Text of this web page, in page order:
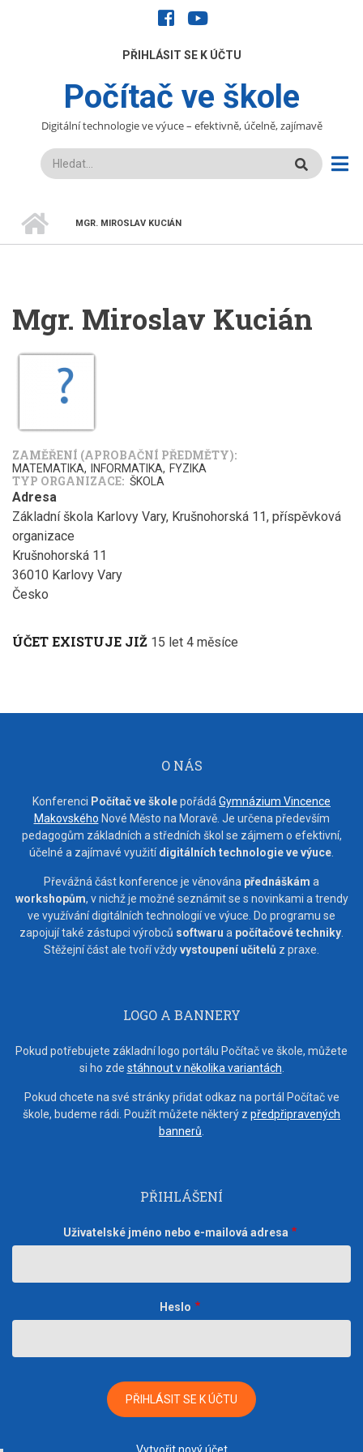
facebookyoutube
UŽIVATELÉPŘIHLÁSIT SE K ÚČTU
Počítač ve škole
Digitální technologie ve výuce – efektivně, účelně, zajímavě
Hledat
DROBEČKOVÁ
MGR. MIROSLAV KUCIÁN
Mgr. Miroslav Kucián
ZAMĚŘENÍ (APROBAČNÍ PŘEDMĚTY)
MATEMATIKA INFORMATIKA FYZIKA
TYP ORGANIZACE ŠKOLA
Adresa
Základní škola Karlovy Vary, Krušnohorská 11, příspěvková
organizace
Krušnohorská 11
36010 Karlovy Vary
Česko
ÚČET EXISTUJE JIŽ 15 let 4 měsíce
O NÁS
Konferenci Počítač ve školepořádá Gymnázium Vincence
Makovského Nové Město na Moravě. Je určena především
pedagogům základních a středních škol se zájmem o efektivní,
účelné a zajímavé využitídigitálních technologie ve výuce
Převážná část konference je věnována přednáškám a
workshopům, v nichž je možné seznámit se s novinkami a trendy
ve využívání digitálních technologií ve výuce. Do programu se
zapojují také zástupci výrobců softwaru a počítačové techniky
Stěžejní část ale tvoří vždyvystoupení učitelů z praxe.
LOGO A BANNERY
Pokud potřebujete základní logo portálu Počítač ve škole, můžete
si ho zde stáhnout v několika variantách
Pokud chcete na své stránky přidat odkaz na portál Počítač ve
škole, budeme rádi. Použít můžete některý z předpřipravených
bannerů
PŘIHLÁŠENÍ
Uživatelské jméno nebo e-mailová adresa
Heslo